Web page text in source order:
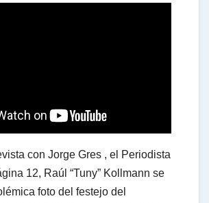
con Jorge Gres , el Periodista
12, Raúl “Tuny” Kollmann se
foto del festejo del